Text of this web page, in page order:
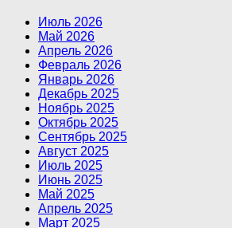
Июль 2026
Май 2026
Апрель 2026
Февраль 2026
Январь 2026
Декабрь 2025
Ноябрь 2025
Октябрь 2025
Сентябрь 2025
Август 2025
Июль 2025
Июнь 2025
Май 2025
Апрель 2025
Март 2025